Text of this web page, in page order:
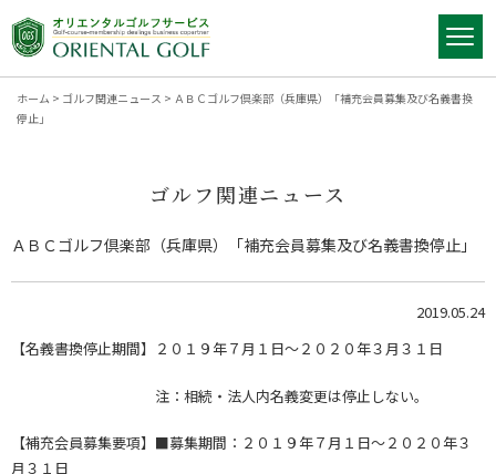
ホーム > ゴルフ関連ニュース > ＡＢＣゴルフ倶楽部（兵庫県）「補充会員募集及び名義書換
停止」
ゴルフ関連ニュース
ＡＢＣゴルフ倶楽部（兵庫県）「補充会員募集及び名義書換停止」
2019.05.24
【名義書換停止期間】２０１９年７月１日～２０２０年３月３１日
注：相続・法人内名義変更は停止しない。
【補充会員募集要項】■募集期間：２０１９年７月１日～２０２０年３
月３１日